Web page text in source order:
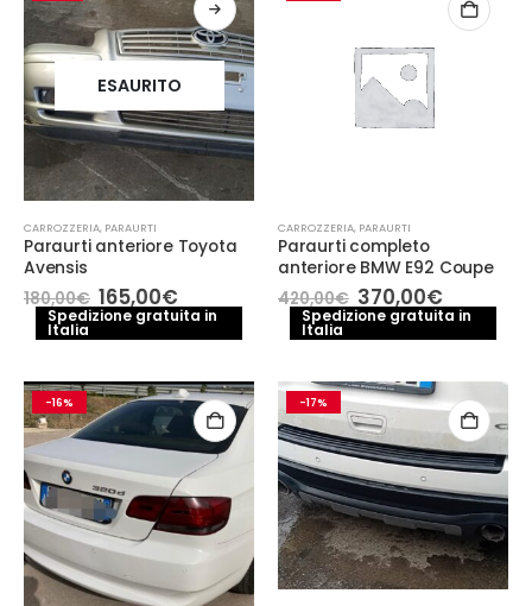
ESAURITO
CARROZZERIA, PARAURTI
Paraurti anteriore Toyota
Avensis
180,00€ Il
prezzo
originale
165,00€Il
prezzo
attuale
Spedizione gratuita in
Italia
CARROZZERIA, PARAURTI
Paraurti completo
anteriore BMW E92 Coupe
420,00€ Il
prezzo
originale
370,00€Il
prezzo
attuale
Spedizione gratuita in
Italia
-16% -17%